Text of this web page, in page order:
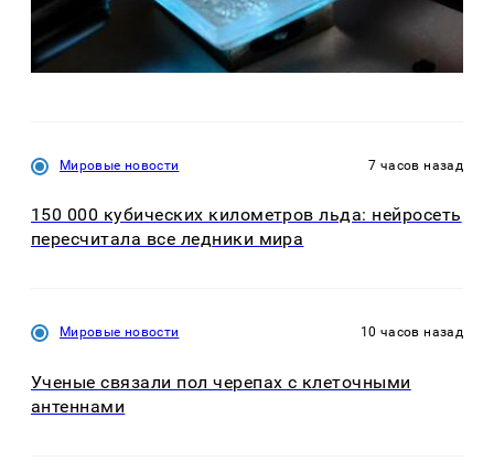
Мировые новости 7 часов назад
150 000 кубических километров льда: нейросеть
пересчитала все ледники мира
Мировые новости 10 часов назад
Ученые связали пол черепах с клеточными
антеннами